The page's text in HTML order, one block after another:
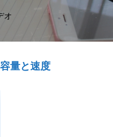
オ
量と速度